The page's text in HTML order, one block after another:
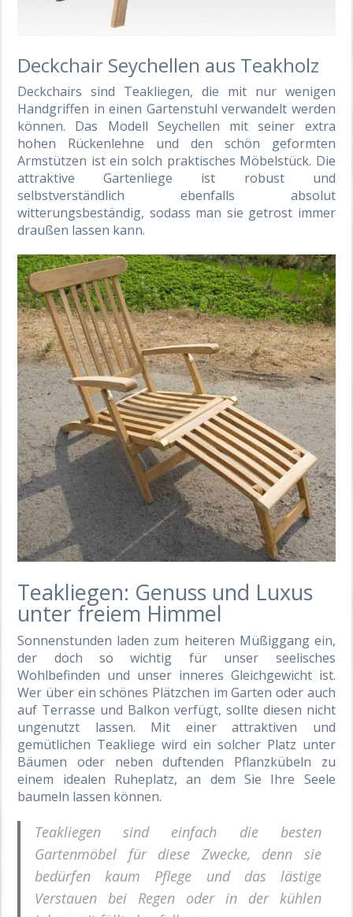
Deckchair Seychellen aus Teakholz
Deckchairs sind Teakliegen, die mit nur wenigen
Handgriffen in einen Gartenstuhl verwandelt werden
können. Das Modell Seychellen mit seiner extra
hohen Rückenlehne und den schön geformten
Armstützen ist ein solch praktisches Möbelstück. Die
attraktive Gartenliege ist robust und
selbstverständlich ebenfalls absolut
witterungsbeständig, sodass man sie getrost immer
draußen lassen kann.
Teakliegen: Genuss und Luxus
unter freiem Himmel
Sonnenstunden laden zum heiteren Müßiggang ein,
der doch so wichtig für unser seelisches
Wohlbefinden und unser inneres Gleichgewicht ist.
Wer über ein schönes Plätzchen im Garten oder auch
auf Terrasse und Balkon verfügt, sollte diesen nicht
ungenutzt lassen. Mit einer attraktiven und
gemütlichen Teakliege wird ein solcher Platz unter
Bäumen oder neben duftenden Pflanzkübeln zu
einem idealen Ruheplatz, an dem Sie Ihre Seele
baumeln lassen können.
Teakliegen sind einfach die besten
Gartenmöbel für diese Zwecke, denn sie
bedürfen kaum Pflege und das lästige
Verstauen bei Regen oder in der kühlen